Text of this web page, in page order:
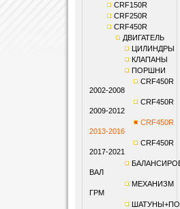
CRF150R
CRF250R
CRF450R
ДВИГАТЕЛЬ
ЦИЛИНДРЫ
КЛАПАНЫ
ПОРШНИ
CRF450R
2002-2008
CRF450R
2009-2012
CRF450R
2013-2016
CRF450R
2017-2021
ВАЛ
МЕХАНИЗМ
ГРМ